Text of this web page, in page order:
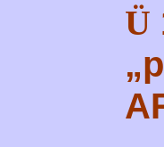
Ü